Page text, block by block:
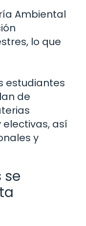
Ambiental
lo que
estudiantes
de
así
y
se